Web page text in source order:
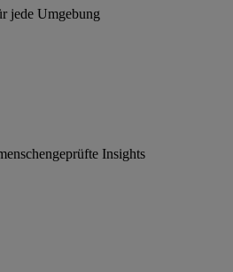
jede Umgebung
Insights